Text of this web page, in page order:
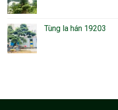
Tùng la hán 19203